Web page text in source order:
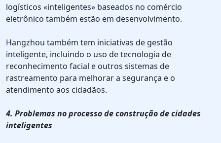
logísticos «inteligentes» baseados no comércio
eletrônico também estão em desenvolvimento.
Hangzhou também tem iniciativas de gestão
inteligente, incluindo o uso de tecnologia de
reconhecimento facial e outros sistemas de
rastreamento para melhorar a segurança e o
atendimento aos cidadãos.
4. Problemas no processo de construção de cidades
inteligentes